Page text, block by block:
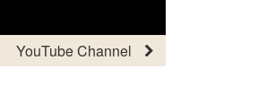
YouTube Channel